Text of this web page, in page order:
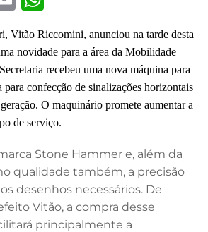
ai
l
at
s
A
p
p
Vitão Riccomini, anunciou na tarde desta
novidade para a área da Mobilidade
recebeu uma nova máquina para
para confecção de sinalizações horizontais
O maquinário promete aumentar a
de serviço.
Stone Hammer e, além da
qualidade também, a precisão
desenhos necessários. De
Vitão, a compra desse
principalmente a